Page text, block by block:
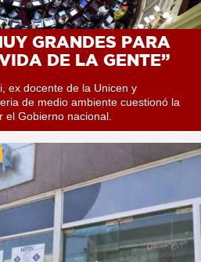
GRANDES PARA
DE LA GENTE”
ex docente de la Unicen y
de medio ambiente cuestionó la
el Gobierno nacional.